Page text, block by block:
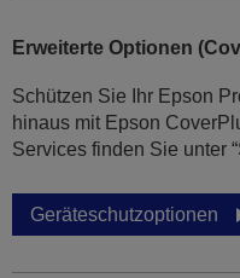
Erweiterte Optionen
Schützen Sie Ihr Epson
hinaus mit Epson
Services finden Sie unter
Geräteschutzoptionen